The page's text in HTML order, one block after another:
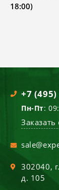
18:00)
+7 (495)
Пн-Пт:
302040, г.
д. 105